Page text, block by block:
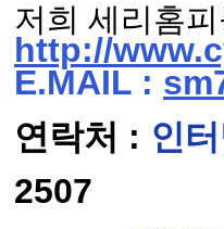
저희 세리홈
http://
E.MAIL :
연락처 : 인
2507